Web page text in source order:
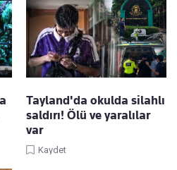
Tayland'da okulda silahlı
saldırı! Ölü ve yaralılar
var
Kaydet